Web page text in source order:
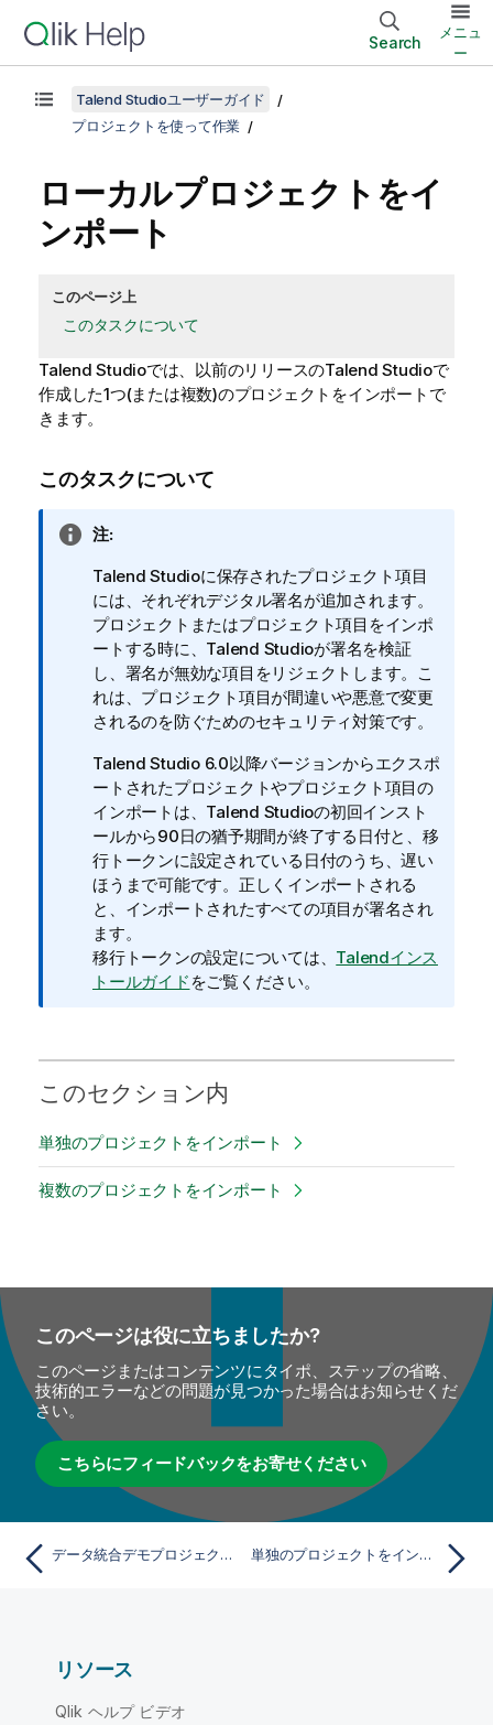
Search
メニュ
ー
Talend Studioユーザーガイド
プロジェクトを使って作業
ローカルプロジェクトをイ
ンポート
このページ上
このタスクについて
Talend Studioでは、以前のリリースのTalend Studioで
作成した1つ(または複数)のプロジェクトをインポートで
きます。
このタスクについて
情
メ
モ
注:
Talend Studioに保存されたプロジェクト項目
には、それぞれデジタル署名が追加されます。
プロジェクトまたはプロジェクト項目をインポ
ートする時に、 Talend Studioが署名を検証
し、署名が無効な項目をリジェクトします。こ
れは、プロジェクト項目が間違いや悪意で変更
されるのを防ぐためのセキュリティ対策です。
Talend Studio6.0以降バージョンからエクスポ
ートされたプロジェクトやプロジェクト項目の
インポートは、 Talend Studioの初回インスト
ールから90日の猶予期間が終了する日付と、移
行トークンに設定されている日付のうち、遅い
ほうまで可能です。正しくインポートされる
と、インポートされたすべての項目が署名され
ます。
移行トークンの設定については、 Talendインス
トールガイド をご覧ください。
このセクション内
単独のプロジェクトをインポート
複数のプロジェクトをインポート
このページは役に立ちましたか?
このページまたはコンテンツにタイポ、ステップの省略、
技術的エラーなどの問題が見つかった場合はお知らせくだ
さい。
こちらにフィードバックをお寄せください
データ統合デモプロジェクトに例ファイルをインストール 単独のプロジェクトをインポート
リソース
Qlik ヘルプ ビデオ